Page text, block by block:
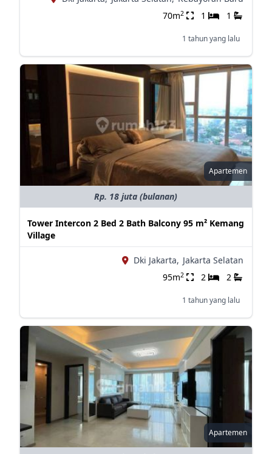
70m2 1 1
1 tahun yang lalu
Apartemen
Rp. 18 juta (bulanan)
Tower Intercon 2 Bed 2 Bath Balcony 95 m² Kemang
Village
Dki Jakarta, Jakarta Selatan
95m2 2 2
1 tahun yang lalu
Apartemen